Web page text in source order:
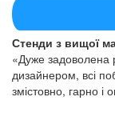
Стенди з вищої
«Дуже задоволена
дизайнером, всі
змістовно, гарно